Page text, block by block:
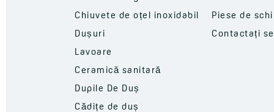
Chiuvete de oțel inoxidabil
Dușuri
Lavoare
Ceramică sanitară
Dupile De Duș
Cădițe de duș
Piese de
Contactați